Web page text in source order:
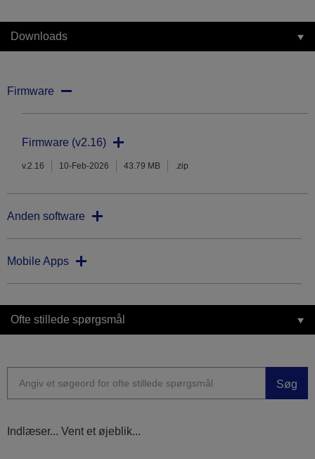
Downloads
Firmware
Firmware (v2.16)
v.2.16 10-Feb-2026 43.79 MB .zip
Anden software
Mobile Apps
Ofte stillede spørgsmål
Søg
Indlæser... Vent et øjeblik...